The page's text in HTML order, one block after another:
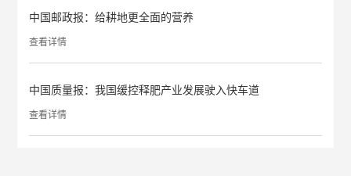
中国邮政报：给耕地更全面的营养
查看详情
中国质量报：我国缓控释肥产业发展驶入快车道
查看详情